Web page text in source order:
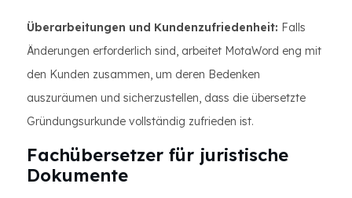
Überarbeitungen und Kundenzufriedenheit: Falls
Änderungen erforderlich sind, arbeitet MotaWord eng mit
den Kunden zusammen, um deren Bedenken
auszuräumen und sicherzustellen, dass die übersetzte
Gründungsurkunde vollständig zufrieden ist.
Fachübersetzer für juristische
Dokumente